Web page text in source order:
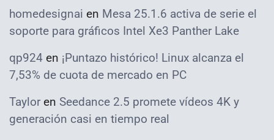
homedesignai en Mesa 25.1.6 activa de serie el
soporte para gráficos Intel Xe3 Panther Lake
qp924 en ¡Puntazo histórico! Linux alcanza el
7,53% de cuota de mercado en PC
Taylor en Seedance 2.5 promete vídeos 4K y
generación casi en tiempo real